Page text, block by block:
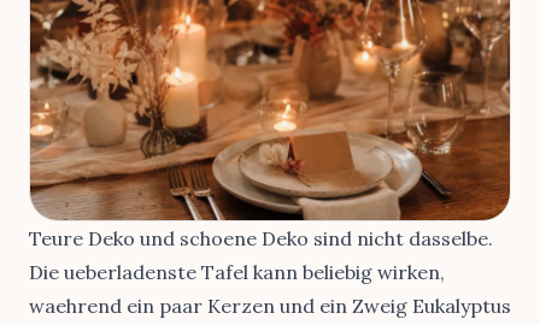
Teure Deko und schoene Deko sind nicht dasselbe.
Die ueberladenste Tafel kann beliebig wirken,
waehrend ein paar Kerzen und ein Zweig Eukalyptus